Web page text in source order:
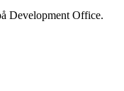
Development Office.